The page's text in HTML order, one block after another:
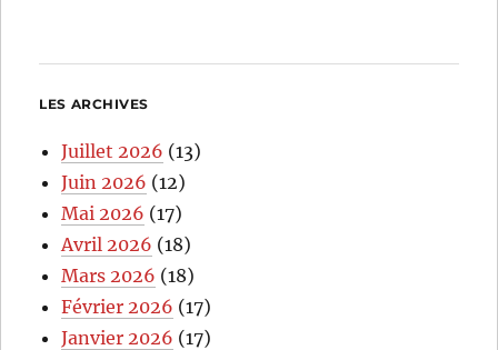
LES ARCHIVES
Juillet 2026 (13)
Juin 2026 (12)
Mai 2026 (17)
Avril 2026 (18)
Mars 2026 (18)
Février 2026 (17)
Janvier 2026 (17)